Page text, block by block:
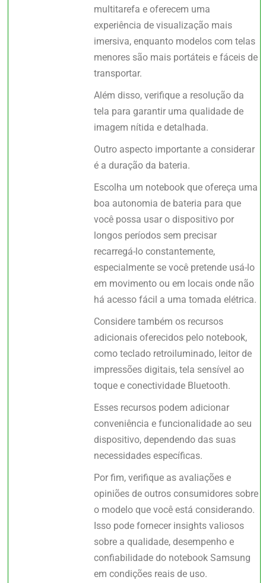
multitarefa e oferecem uma
experiência de visualização mais
imersiva, enquanto modelos com telas
menores são mais portáteis e fáceis de
transportar.
Além disso, verifique a resolução da
tela para garantir uma qualidade de
imagem nítida e detalhada.
Outro aspecto importante a considerar
é a duração da bateria.
Escolha um notebook que ofereça uma
boa autonomia de bateria para que
você possa usar o dispositivo por
longos períodos sem precisar
recarregá-lo constantemente,
especialmente se você pretende usá-lo
em movimento ou em locais onde não
há acesso fácil a uma tomada elétrica.
Considere também os recursos
adicionais oferecidos pelo notebook,
como teclado retroiluminado, leitor de
impressões digitais, tela sensível ao
toque e conectividade Bluetooth.
Esses recursos podem adicionar
conveniência e funcionalidade ao seu
dispositivo, dependendo das suas
necessidades específicas.
Por fim, verifique as avaliações e
opiniões de outros consumidores sobre
o modelo que você está considerando.
Isso pode fornecer insights valiosos
sobre a qualidade, desempenho e
confiabilidade do notebook Samsung
em condições reais de uso.